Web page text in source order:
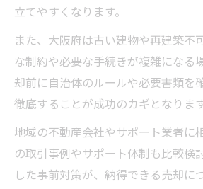
立てやすくなります。
また、大阪府は古い建物や再建築不
な制約や必要な手続きが複雑になる
却前に自治体のルールや必要書類を
徹底することが成功のカギとなります
地域の不動産会社やサポート業者に
の取引事例やサポート体制も比較検
した事前対策が、納得できる売却に